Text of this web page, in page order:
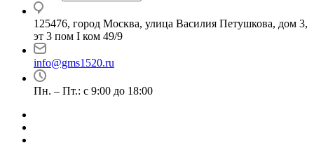
125476, город Москва, улица Василия Петушкова, дом 3,
эт 3 пом I ком 49/9
info@gms1520.ru
Пн. – Пт.: с 9:00 до 18:00